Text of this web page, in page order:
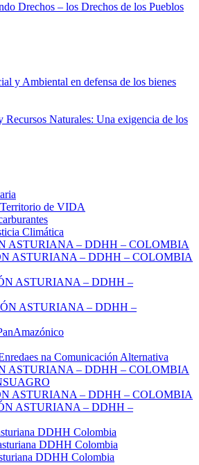
Drechos – los Drechos de los Pueblos
y Ambiental en defensa de los bienes
Recursos Naturales: Una exigencia de los
de VIDA
Climática
ASTURIANA – DDHH – COLOMBIA
ASTURIANA – DDHH – COLOMBIA
ASTURIANA – DDHH –
ASTURIANA – DDHH –
na Comunicación Alternativa
ASTURIANA – DDHH – COLOMBIA
ASTURIANA – DDHH – COLOMBIA
ASTURIANA – DDHH –
DDHH Colombia
DDHH Colombia
DDHH Colombia